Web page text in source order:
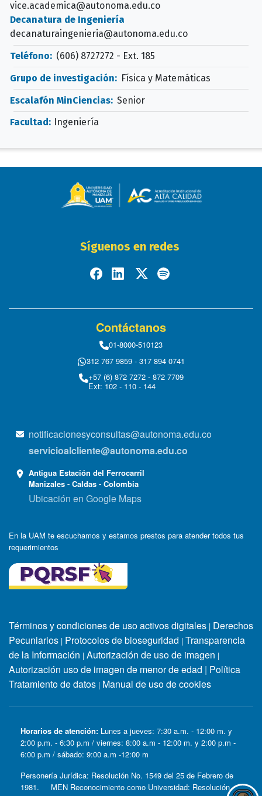
vice.academica@autonoma.edu.co
Decanatura de Ingeniería
decanaturaingenieria@autonoma.edu.co
Teléfono: (606) 8727272 - Ext. 185
Grupo de investigación: Física y Matemáticas
Escalafón MinCiencias: Senior
Facultad:
Ingeniería
Síguenos en redes
Contáctanos
01-8000-510123
312 767 9859 - 317 894 0741
+57 (6) 872 7272 - 872 7709
Ext: 102 - 110 - 144
notificacionesyconsultas@autonoma.edu.co
servicioalcliente@autonoma.edu.co
Antigua Estación del Ferrocarril
Manizales - Caldas - Colombia
Ubicación en Google Maps
En la UAM te escuchamos y estamos prestos para atender todos tus
requerimientos
Términos y condiciones de uso activos digitales | Derechos
Pecuniarios | Protocolos de bioseguridad | Transparencia
de la Información | Autorización de uso de imagen |
Autorización uso de imagen de menor de edad | Política
Tratamiento de datos | Manual de uso de cookies
Horarios de atención: Lunes a jueves: 7:30 a.m. - 12:00 m. y
2:00 p.m. - 6:30 p.m / viernes: 8:00 a.m - 12:00 m. y 2:00 p.m -
6:00 p.m / sábado: 9:00 a.m -12:00 m
Personería Jurídica: Resolución No. 1549 del 25 de Febrero de
1981. MEN Reconocimiento como Universidad: Resolución